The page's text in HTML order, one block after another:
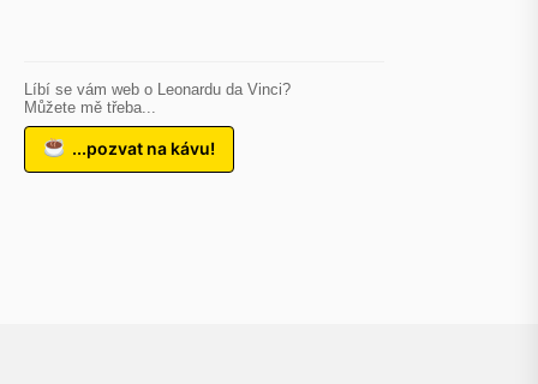
Líbí se vám web o Leonardu da Vinci?
Můžete mě třeba...
...pozvat na kávu!